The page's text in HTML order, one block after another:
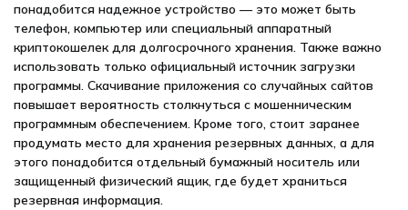
понадобится надежное устройство — это может быть
телефон, компьютер или специальный аппаратный
криптокошелек для долгосрочного хранения. Также важно
использовать только официальный источник загрузки
программы. Скачивание приложения со случайных сайтов
повышает вероятность столкнуться с мошенническим
программным обеспечением. Кроме того, стоит заранее
продумать место для хранения резервных данных, а для
этого понадобится отдельный бумажный носитель или
защищенный физический ящик, где будет храниться
резервная информация.